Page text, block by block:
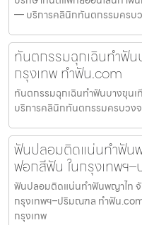
— บริการคลินิกทันตกรรมครบ
ทันตกรรมฉุกเฉินทำฟั
กรุงเทพ ทำฟัน.com
ทันตกรรมฉุกเฉินทำฟันบางขุน
บริการคลินิกทันตกรรมครบวง
ฟันปลอมติดแน่นทำฟัน
ฟอกสีฟัน ในกรุงเทพฯ
ฟันปลอมติดแน่นทำฟันพญาไท
กรุงเทพฯ–ปริมณฑล ทำฟัน
กรุงเทพ